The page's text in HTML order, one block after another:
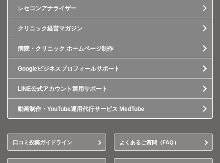
レセコンアナライザー
クリニック経営マガジン
病院・クリニック ホームページ制作
Googleビジネスプロフィールサポート
LINE公式アカウント運用サポート
動画制作・YouTube運用代行サービス MedTube
口コミ投稿ガイドライン よくあるご質問（FAQ）